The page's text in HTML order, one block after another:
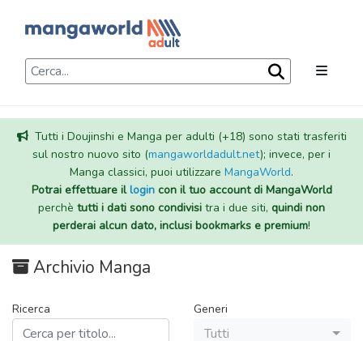
Tutti i Doujinshi e Manga per adulti (+18) sono stati trasferiti
sul nostro nuovo sito (mangaworldadult.net); invece, per i
Manga classici, puoi utilizzare MangaWorld.
Potrai effettuare illogincon il tuo account di MangaWorld
perchè tutti i dati sono condivisi tra i due siti, quindi non
perderai alcun dato, inclusi bookmarks e premium!
Archivio Manga
Ricerca Generi
Tutti